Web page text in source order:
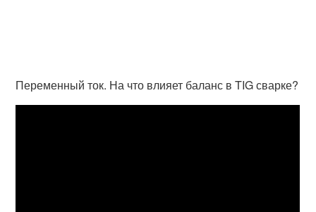
Переменный ток. На что влияет баланс в TIG сварке?